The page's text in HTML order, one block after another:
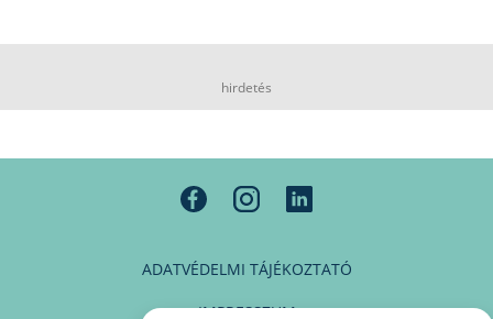
hirdetés
ADATVÉDELMI TÁJÉKOZTATÓ
IMPRESSZUM